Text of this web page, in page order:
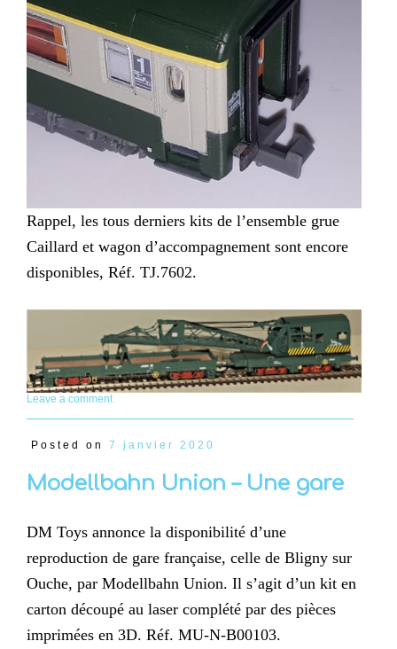
Rappel, les tous derniers kits de l’ensemble grue
Caillard et wagon d’accompagnement sont encore
disponibles, Réf. TJ.7602.
Leave a comment
Posted on 7 janvier 2020
Modellbahn Union – Une gare
DM Toys annonce la disponibilité d’une
reproduction de gare française, celle de Bligny sur
Ouche, par Modellbahn Union. Il s’agit d’un kit en
carton découpé au laser complété par des pièces
imprimées en 3D. Réf. MU-N-B00103.